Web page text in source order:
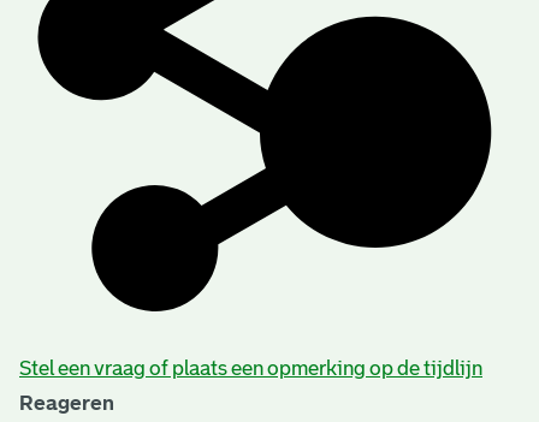
Stel een vraag of plaats een opmerking op de tijdlijn
Reageren